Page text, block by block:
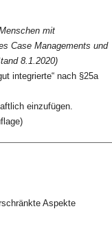
mit
Case Managements und
8.1.2020)
integrierte“ nach §25a
einzufügen.
Aspekte